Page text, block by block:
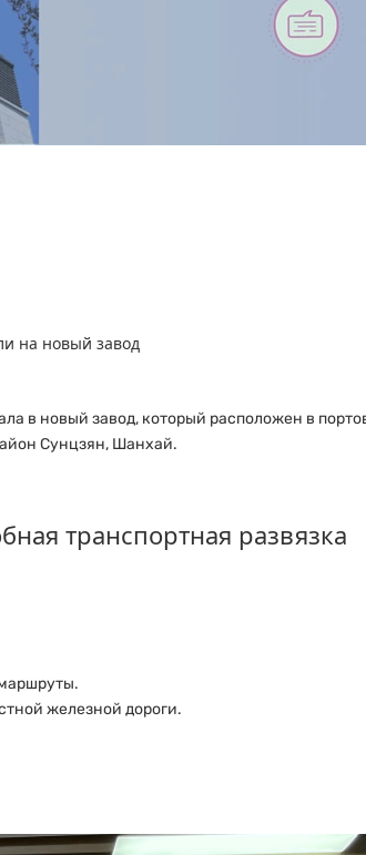
на новый завод
в новый завод, который расположен в
Сунцзян, Шанхай.
транспортная развязка
железной дороги.